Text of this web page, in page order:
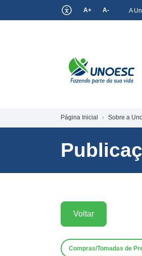
A+ A- A
Página Inicial Sobre a
Voltar
Compras/Tomadas de